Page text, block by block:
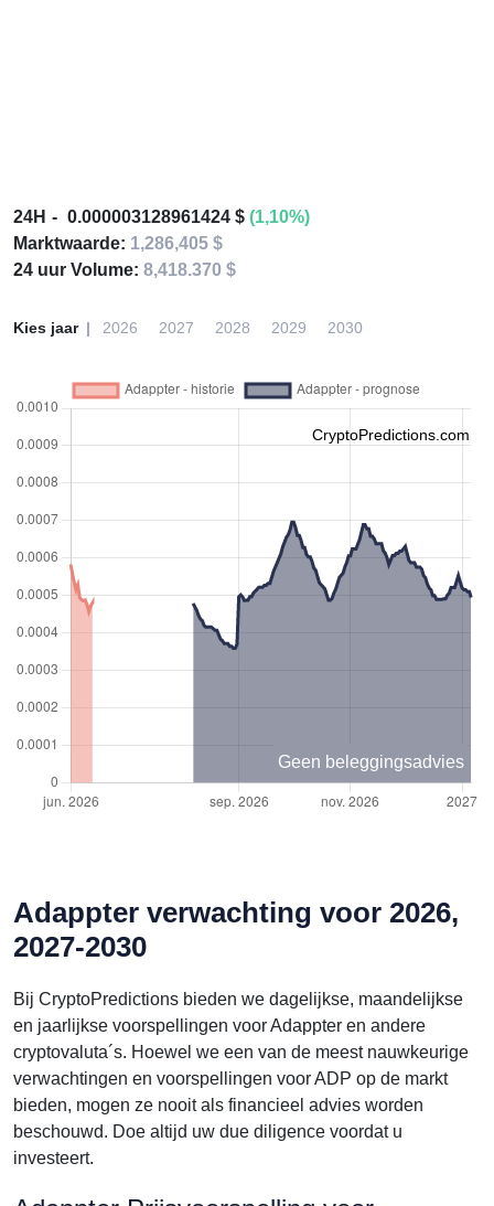
24H 0.000003128961424 $ (1,10%)
Marktwaarde: 1,286,405 $
24 uur Volume: 8,418.370 $
Kies jaar 2026 2027 2028 2029 2030
CryptoPredictions.com
Geen beleggingsadvies
Adappter verwachting voor 2026,
2027-2030
Bij CryptoPredictions bieden we dagelijkse, maandelijkse
en jaarlijkse voorspellingen voor Adappter en andere
cryptovaluta´s. Hoewel we een van de meest nauwkeurige
verwachtingen en voorspellingen voor ADP op de markt
bieden, mogen ze nooit als financieel advies worden
beschouwd. Doe altijd uw due diligence voordat u
investeert.